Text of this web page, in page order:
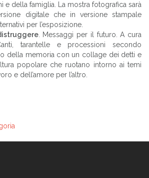
e della famiglia. La mostra fotografica sarà
digitale che in versione stampale
per l’esposizione.
. Messaggi per il futuro. A cura
tarantelle e processioni secondo
della memoria con un collage dei detti e
popolare che ruotano intorno ai temi
e dell’amore per l’altro.